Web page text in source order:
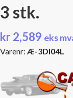
3 stk.
kr2,589 eks
Varenr: Æ-3DI04L